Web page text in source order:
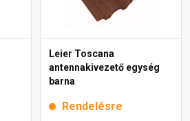
Leier Toscana
antennakivezető egység
barna
Rendelésre